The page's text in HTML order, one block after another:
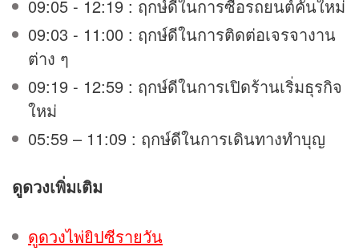
09:05 - 12:19 : ฤกษ์ดีในการซื้อรถยนต์คันใหม่
09:03 - 11:00 : ฤกษ์ดีในการติดต่อเจรจางาน
ต่าง ๆ
09:19 - 12:59 : ฤกษ์ดีในการเปิดร้านเริ่มธุรกิจ
ใหม่
05:59 – 11:09 : ฤกษ์ดีในการเดินทางทำบุญ
ดูดวงเพิ่มเติม
ดูดวงไพ่ยิปซีรายวัน